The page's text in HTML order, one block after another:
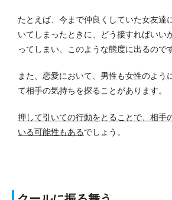
たとえば、今まで仲良くしていた女友達
いてしまったときに、どう接すればいい
ってしまい、このような態度に出るので
また、恋愛において、男性も女性のよう
て相手の気持ちを探ることがあります。
押して引いての行動をとることで、相手
いる可能性もあるでしょう。